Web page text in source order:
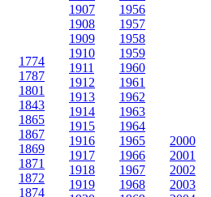
1774
1787
1801
1843
1865
1867
1869
1871
1872
1874
1907
1908
1909
1910
1911
1912
1913
1914
1915
1916
1917
1918
1919
1956
1957
1958
1959
1960
1961
1962
1963
1964
1965
1966
1967
1968
2000
2001
2002
2003